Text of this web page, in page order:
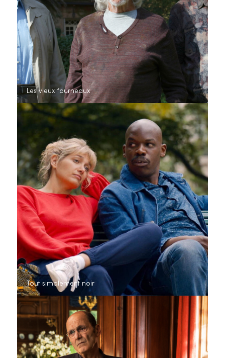
Les vieux fourneaux
Tout simplement noir